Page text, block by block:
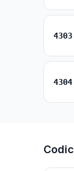
4303
4304